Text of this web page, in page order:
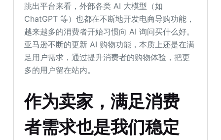
跳出平台来看，外部各类 AI 大模型（如
ChatGPT 等）也都在不断地开发电商导购功能，
越来越多的消费者开始习惯向 AI 询问买什么好。
亚马逊不断的更新 AI 购物功能，本质上还是在满
足用户需求，通过提升消费者的购物体验，把更
多的用户留在站内。
作为卖家，满足消费
者需求也是我们稳定